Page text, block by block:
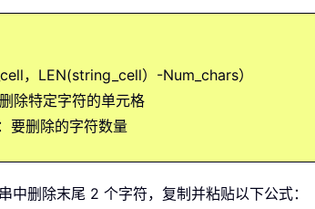
，LEN(string_cell）-Num_chars）
除特定字符的单元格
要删除的字符数量
中删除末尾 2 个字符，复制并粘贴以下公式：